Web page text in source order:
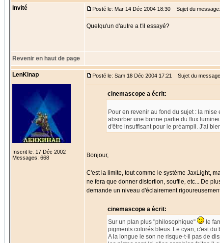
Invité Posté le: Mar 14 Déc 2004 18:30 Sujet du message:
Quelqu'un d'autre a t'il essayé?
Revenir en haut de page
LenKinap
Inscrit le: 17 Déc 2002
Messages: 668
Posté le: Sam 18 Déc 2004 17:21 Sujet du
cinemascope a écrit:
Pour en revenir au fond du sujet : la
absorber une bonne partie du flux
d'être insuffisant pour le préampli. J'ai
Bonjour,
C'est la limite, tout comme le système JaxLight,
ne fera que donner distortion, souffle, etc... De
demande un niveau d'éclairement
cinemascope a écrit:
Sur un plan plus "philosophique"
le
pigments colorés bleus. Le cyan, c'est du
A la longue le son ne risque-t-il pas de